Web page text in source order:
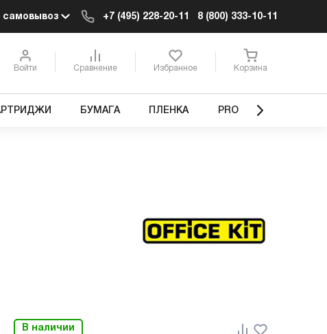
самовывоз +7 (495) 228-20-11 8 (800) 333-10-11
Войти Сравнение Избранное Корзина
БУМАГА ПЛЕНКА PRO
В наличии